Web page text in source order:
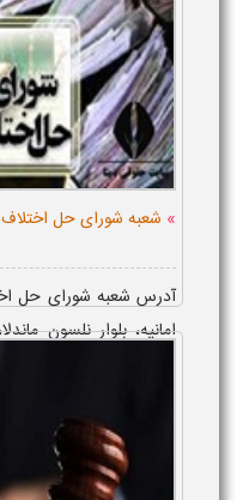
» شعبه شورای حل اختلاف
آدرس شعبه شورای حل
امانیه، بلوار نلسون